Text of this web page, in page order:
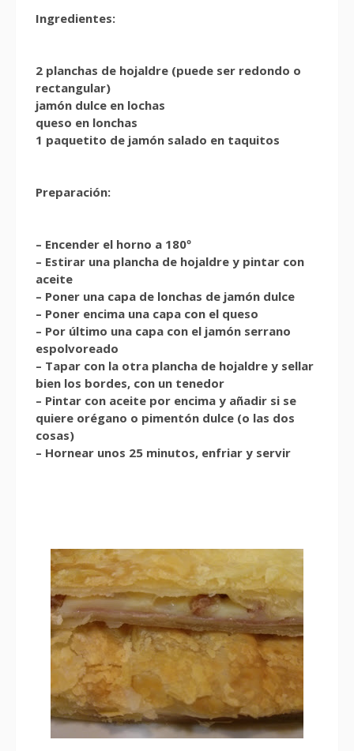
Ingredientes:
2 planchas de hojaldre (puede ser redondo o
rectangular)
jamón dulce en lochas
queso en lonchas
1 paquetito de jamón salado en taquitos
Preparación:
– Encender el horno a 180º
– Estirar una plancha de hojaldre y pintar con
aceite
– Poner una capa de lonchas de jamón dulce
– Poner encima una capa con el queso
– Por último una capa con el jamón serrano
espolvoreado
– Tapar con la otra plancha de hojaldre y sellar
bien los bordes, con un tenedor
– Pintar con aceite por encima y añadir si se
quiere orégano o pimentón dulce (o las dos
cosas)
– Hornear unos 25 minutos, enfriar y servir